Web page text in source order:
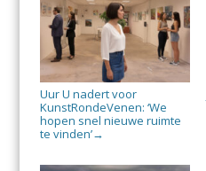
Uur U nadert voor
KunstRondeVenen: ‘We
hopen snel nieuwe ruimte
te vinden’→